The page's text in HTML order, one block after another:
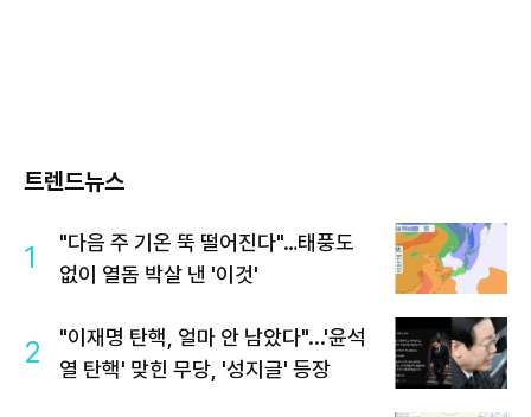
트렌드뉴스
1
"다음 주 기온 뚝 떨어진다"…태풍도
없이 열돔 박살 낸 '이것'
2
"이재명 탄핵, 얼마 안 남았다"...'윤석
열 탄핵' 맞힌 무당, '성지글' 등장